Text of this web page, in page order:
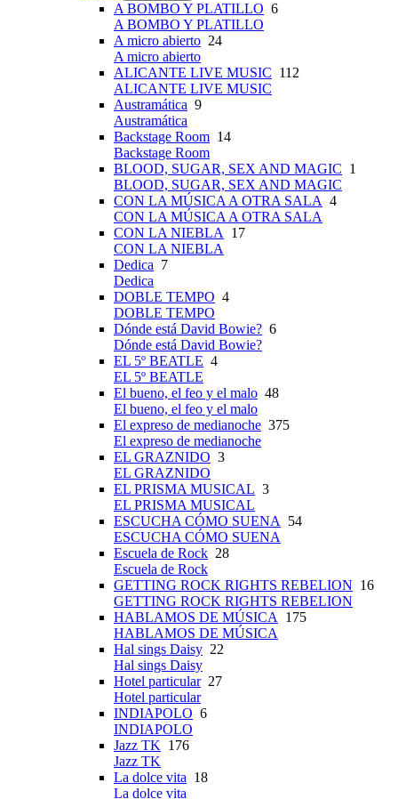
A BOMBO Y PLATILLO 6
A BOMBO Y PLATILLO
A micro abierto 24
A micro abierto
ALICANTE LIVE MUSIC 112
ALICANTE LIVE MUSIC
Austramática 9
Austramática
Backstage Room 14
Backstage Room
BLOOD, SUGAR, SEX AND MAGIC 1
BLOOD, SUGAR, SEX AND MAGIC
CON LA MÚSICA A OTRA SALA 4
CON LA MÚSICA A OTRA SALA
CON LA NIEBLA
17
CON LA NIEBLA
Dedica 7
Dedica
DOBLE TEMPO 4
DOBLE TEMPO
Dónde está David Bowie? 6
Dónde está David Bowie?
EL 5º BEATLE 4
EL 5º BEATLE
El bueno, el feo y el malo 48
El bueno, el feo y el malo
El expreso de medianoche 375
El expreso de medianoche
EL GRAZNIDO 3
EL GRAZNIDO
EL PRISMA MUSICAL 3
EL PRISMA MUSICAL
ESCUCHA CÓMO SUENA
54
ESCUCHA CÓMO SUENA
Escuela de Rock 28
Escuela de Rock
GETTING ROCK RIGHTS REBELION 16
GETTING ROCK RIGHTS REBELION
HABLAMOS DE MÚSICA
175
HABLAMOS DE MÚSICA
Hal sings Daisy 22
Hal sings Daisy
Hotel particular27
Hotel particular
INDIAPOLO 6
INDIAPOLO
Jazz TK 176
Jazz TK
La dolce vita 18
La dolce vita